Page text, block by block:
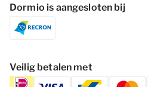
Dormio is aangesloten bij
Veilig betalen met